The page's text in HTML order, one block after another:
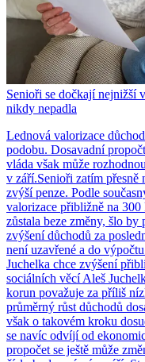
Senioři se dočkají nejnižší
nikdy nepadla
Lednová valorizace
podobu. Dosavadní
vláda však může
v září.Senioři zatím
zvýší penze. Podle
valorizace přibližně na 300
zůstala beze změny, šlo
zvýšení důchodů za
není uzavřené a do
Juchelka chce zvýšení
sociálních věcí Aleš
korun považuje za příliš
průměrný růst důchodů
však o takovém kroku
se navíc odvíjí od
propočet se ještě může